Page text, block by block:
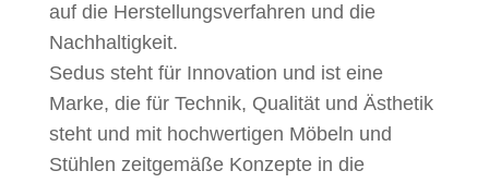
auf die Herstellungsverfahren und die
Nachhaltigkeit.
Sedus steht für Innovation und ist eine
Marke, die für Technik, Qualität und Ästhetik
steht und mit hochwertigen Möbeln und
Stühlen zeitgemäße Konzepte in die